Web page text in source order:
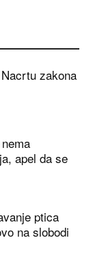
zakona
apel da se
ptica
na slobodi